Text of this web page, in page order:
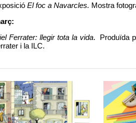
El foc a Navarcles. Mostra
Ferrater: llegir tota la vida. Produïda
i la ILC.